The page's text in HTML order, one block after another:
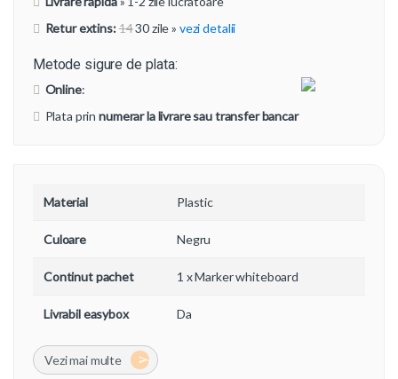
Retur extins:1430 zile» vezi detalii
Metode sigure de plata:
Online:
Plata prinnumerar la livrare sau transfer bancar
Material Plastic
Culoare Negru
Continut pachet 1 x Marker whiteboard
Livrabil easybox Da